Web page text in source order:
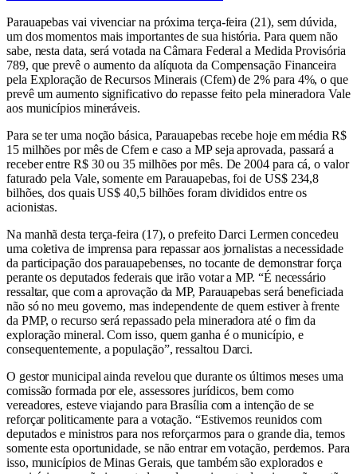
Parauapebas vai vivenciar na próxima terça-feira (21), sem dúvida,
um dos momentos mais importantes de sua história. Para quem não
sabe, nesta data, será votada na Câmara Federal a Medida Provisória
789, que prevê o aumento da alíquota da Compensação Financeira
pela Exploração de Recursos Minerais (Cfem) de 2% para 4%, o que
prevê um aumento significativo do repasse feito pela mineradora Vale
aos municípios mineráveis.
Para se ter uma noção básica, Parauapebas recebe hoje em média R$
15 milhões por mês de Cfem e caso a MP seja aprovada, passará a
receber entre R$ 30 ou 35 milhões por mês. De 2004 para cá, o valor
faturado pela Vale, somente em Parauapebas, foi de US$ 234,8
bilhões, dos quais US$ 40,5 bilhões foram divididos entre os
acionistas.
Na manhã desta terça-feira (17), o prefeito Darci Lermen concedeu
uma coletiva de imprensa para repassar aos jornalistas a necessidade
da participação dos parauapebenses, no tocante de demonstrar força
perante os deputados federais que irão votar a MP. “É necessário
ressaltar, que com a aprovação da MP, Parauapebas será beneficiada
não só no meu governo, mas independente de quem estiver à frente
da PMP, o recurso será repassado pela mineradora até o fim da
exploração mineral. Com isso, quem ganha é o município, e
consequentemente, a população”, ressaltou Darci.
O gestor municipal ainda revelou que durante os últimos meses uma
comissão formada por ele, assessores jurídicos, bem como
vereadores, esteve viajando para Brasília com a intenção de se
reforçar politicamente para a votação. “Estivemos reunidos com
deputados e ministros para nos reforçarmos para o grande dia, temos
somente esta oportunidade, se não entrar em votação, perdemos. Para
isso, municípios de Minas Gerais, que também são explorados e